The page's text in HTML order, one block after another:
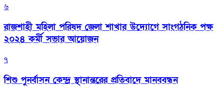
৬
রাজশাহী মহিলা পরিষদ জেলা শাখার উদ্যোগে সাংগঠনিক পক্ষ
২০২৪ কর্মী সভার আয়োজন
৭
শিশু পুনর্বাসন কেন্দ্র স্থানান্তরের প্রতিবাদে মানববন্ধন